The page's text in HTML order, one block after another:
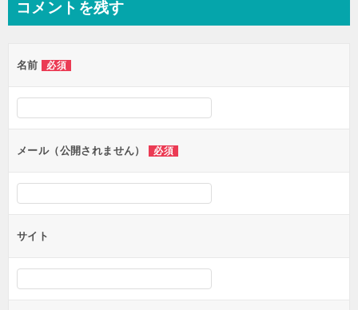
ビ
ー
シ
ン
コメントを残す
名前 必須
メール（公開されません） 必須
サイト